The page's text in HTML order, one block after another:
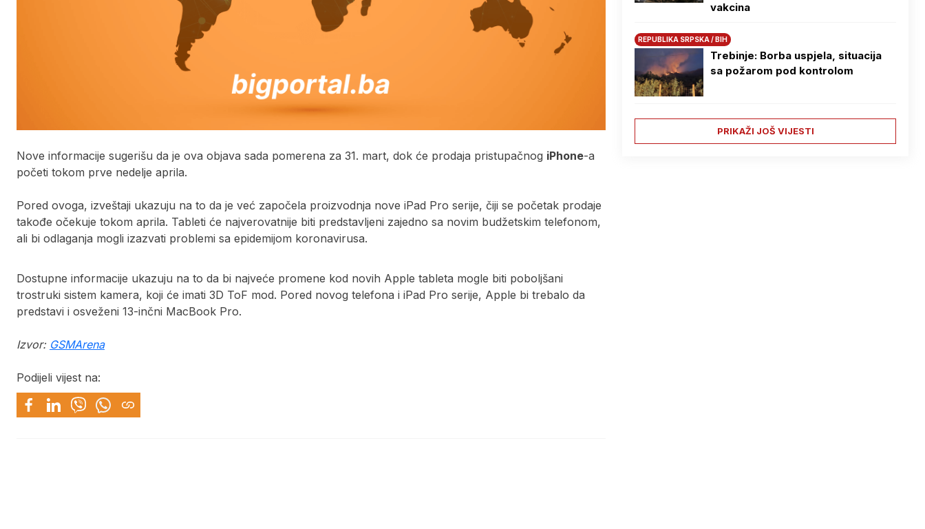
Nove informacije sugerišu da je ova objava sada pomerena za 31. mart, dok će prodaja pristupačnog iPhone-a
početi tokom prve nedelje aprila.
Pored ovoga, izveštaji ukazuju na to da je već započela proizvodnja nove iPad Pro serije, čiji se početak prodaje
takođe očekuje tokom aprila. Tableti će najverovatnije biti predstavljeni zajedno sa novim budžetskim telefonom,
ali bi odlaganja mogli izazvati problemi sa epidemijom koronavirusa.
Dostupne informacije ukazuju na to da bi najveće promene kod novih Apple tableta mogle biti poboljšani
trostruki sistem kamera, koji će imati 3D ToF mod. Pored novog telefona i iPad Pro serije, Apple bi trebalo da
predstavi i osveženi 13-inčni MacBook Pro.
Izvor: GSMArena
Podijeli vijest na:
vakcina
REPUBLIKA SRPSKA / BIH
Trebinje: Borba uspjela, situacija
sa požarom pod kontrolom
PRIKAŽI JOŠ VIJESTI